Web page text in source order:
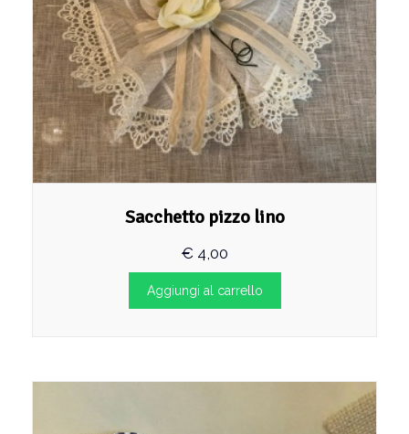
Sacchetto pizzo lino
€ 4,00
Aggiungi al carrello